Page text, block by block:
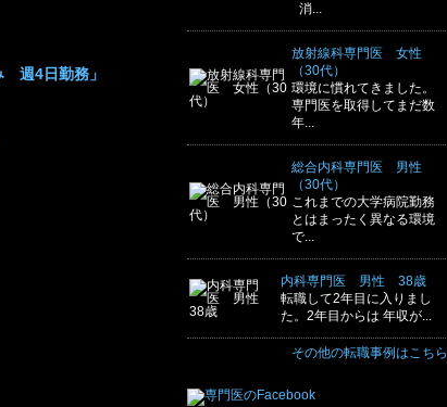
週4日勤務」
消...
放射線科専門医 女性
（30代）
環境に慣れてきました。
専門医を取得してまだ数
年...
総合内科専門医 男性
（30代）
これまでの大学病院勤務
とはまったく異なる環境
で...
内科専門医 男性 38歳
転職して2年目に入りまし
た。2年目からは 年収が...
その他の転職事例はこちら